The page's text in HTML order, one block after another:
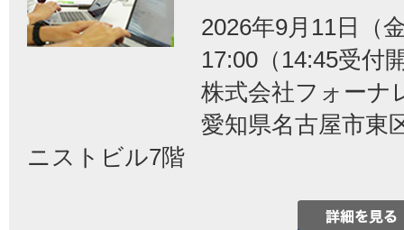
2026年9月11日（
17:00（14:45受付
株式会社フォー
愛知県名古屋市
ニストビル7階